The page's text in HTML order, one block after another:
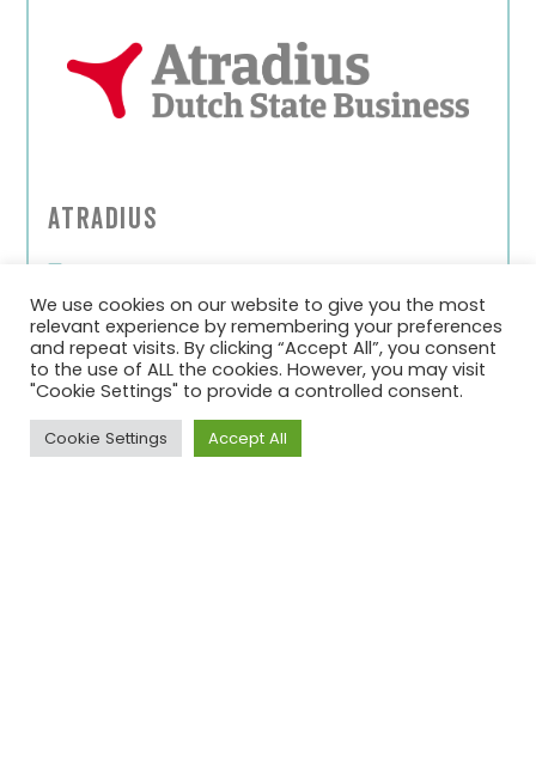
Atradius
We use cookies on our website to give you the most
relevant experience by remembering your preferences
and repeat visits. By clicking “Accept All”, you consent
to the use of ALL the cookies. However, you may visit
"Cookie Settings" to provide a controlled consent.
Cookie Settings Accept All